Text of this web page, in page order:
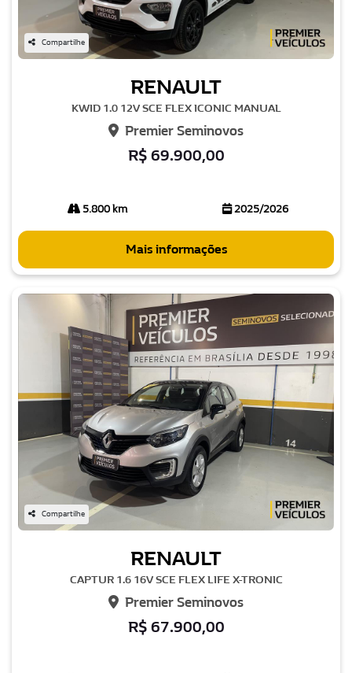
Compartilhe
RENAULT
KWID 1.0 12V SCE FLEX ICONIC MANUAL
Premier Seminovos
R$ 69.900,00
5.800 km 2025/2026
Mais informações
Compartilhe
RENAULT
CAPTUR 1.6 16V SCE FLEX LIFE X-TRONIC
Premier Seminovos
R$ 67.900,00